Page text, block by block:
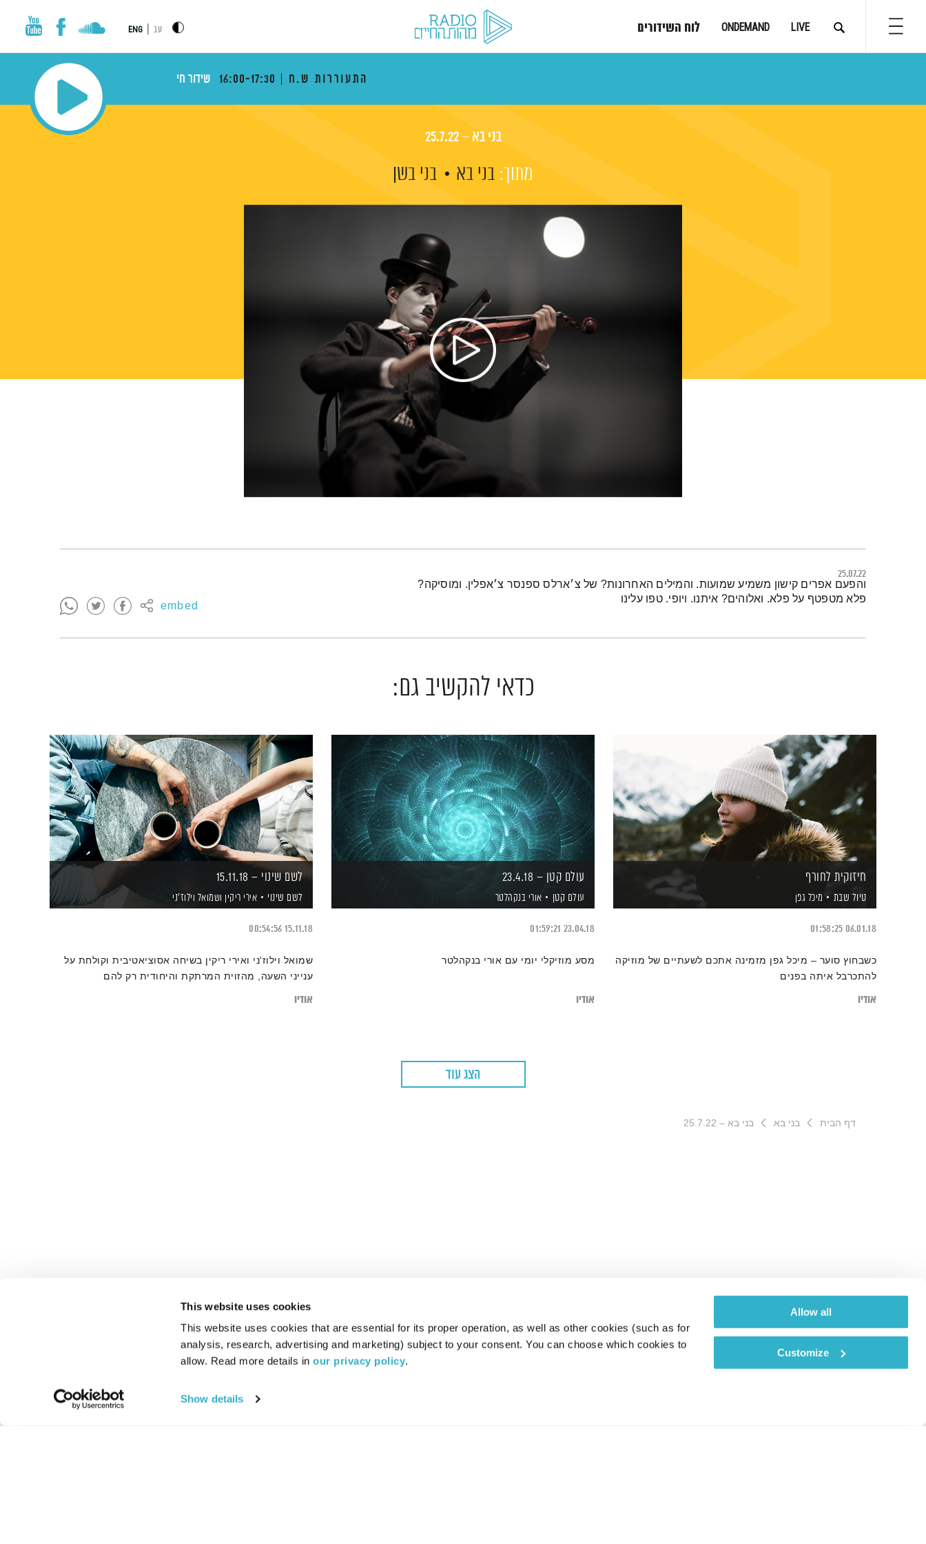
This website uses cookies
This website uses cookies that are essential for its proper operation, as well as other cookies (such as for
analysis, research, advertising and marketing) subject to your consent. You can choose which cookies to
allow. Read more details in our privacy policy.
Show details
Allow all
Customize
LIVE
ONDEMAND לוח השידורים עב ENG
התעוררות ש.ח 16:00-17:30 שידור חי
בני בא – 25.7.22
מתוך: בני בא בני בשן
25.07.22
embed
תמצית הפודקאסט
והפעם אפרים קישון משמיע שמועות. והמילים האחרונות? של צ׳ארלס ספנסר צ׳אפלין. ומוסיקה?
פלא מטפטף על פלא. ואלוהים? איתנו. ויופי. טפו עלינו
כדאי להקשיב גם:
חיזוקית לחורף
טיול שבת מיכל גפן
06.01.18
01:58:25
כשבחוץ סוער – מיכל גפן מזמינה אתכם לשעתיים של מוזיקה
להתכרבל איתה בפנים
אודיו
עולם קטן – 23.4.18
עולם קטן אורי בנקהלטר
23.04.18
01:59:21
מסע מוזיקלי יומי עם אורי בנקהלטר
אודיו
לשם שינוי – 15.11.18
לשם שינוי אירי ריקין ושמואל וילוז'ני
15.11.18
00:54:56
שמואל וילוז'ני ואירי ריקין בשיחה אסוציאטיבית וקולחת על
ענייני השעה, מהזוית המרתקת והיחודית רק להם
אודיו
הצג עוד
דף הבית בני בא בני בא – 25.7.22